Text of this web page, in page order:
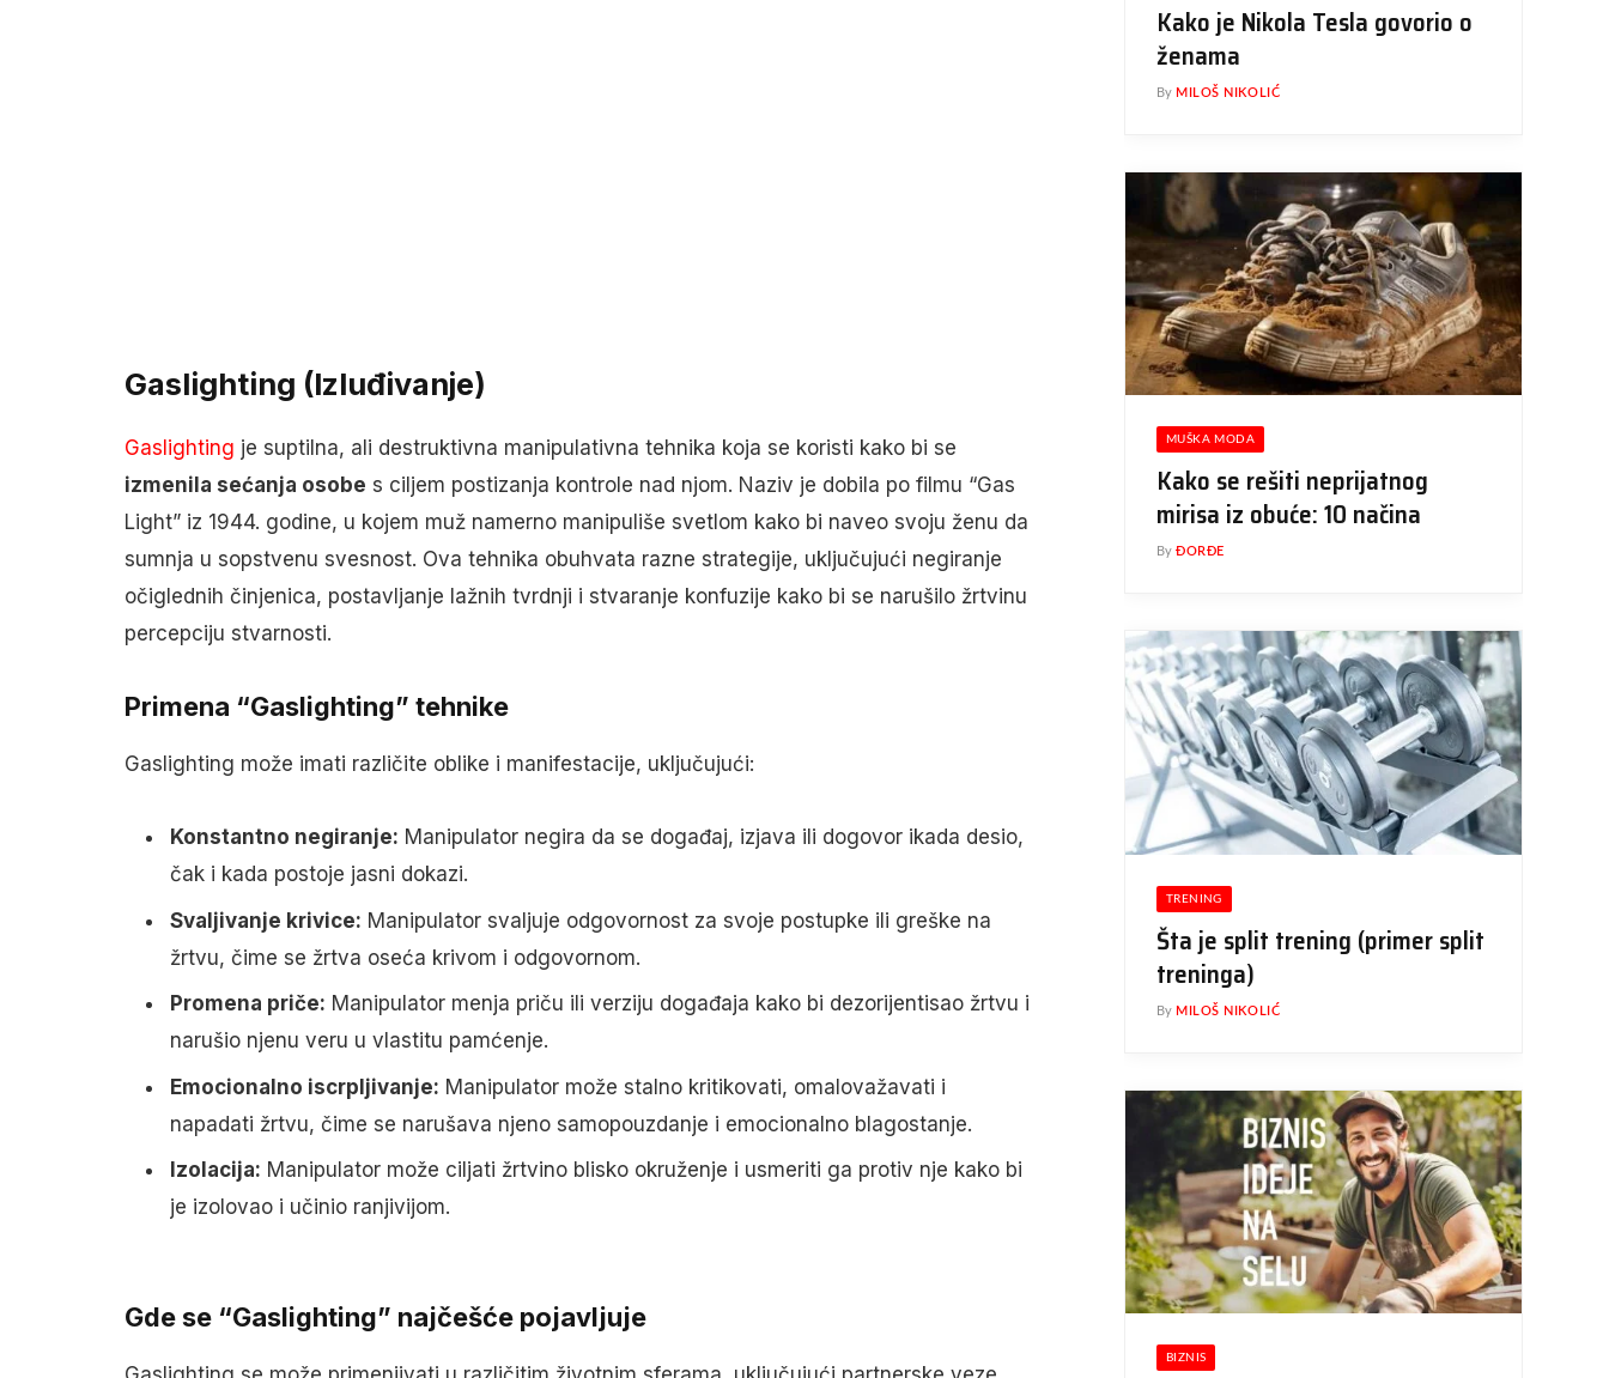
Gaslighting (Izluđivanje)
Gaslighting je suptilna, ali destruktivna manipulativna tehnika koja se koristi kako bi se
izmenila sećanja osobe s ciljem postizanja kontrole nad njom. Naziv je dobila po filmu “Gas
Light” iz 1944. godine, u kojem muž namerno manipuliše svetlom kako bi naveo svoju ženu da
sumnja u sopstvenu svesnost. Ova tehnika obuhvata razne strategije, uključujući negiranje
očiglednih činjenica, postavljanje lažnih tvrdnji i stvaranje konfuzije kako bi se narušilo žrtvinu
percepciju stvarnosti.
Primena “Gaslighting” tehnike
Gaslighting može imati različite oblike i manifestacije, uključujući:
Konstantno negiranje: Manipulator negira da se događaj, izjava ili dogovor ikada desio,
čak i kada postoje jasni dokazi.
Svaljivanje krivice: Manipulator svaljuje odgovornost za svoje postupke ili greške na
žrtvu, čime se žrtva oseća krivom i odgovornom.
Promena priče: Manipulator menja priču ili verziju događaja kako bi dezorijentisao žrtvu i
narušio njenu veru u vlastitu pamćenje.
Emocionalno iscrpljivanje: Manipulator može stalno kritikovati, omalovažavati i
napadati žrtvu, čime se narušava njeno samopouzdanje i emocionalno blagostanje.
Izolacija: Manipulator može ciljati žrtvino blisko okruženje i usmeriti ga protiv nje kako bi
je izolovao i učinio ranjivijom.
Gde se “Gaslighting” najčešće pojavljuje
Kako je Nikola Tesla govorio o
ženama
By MILOŠ NIKOLIĆ
MUŠKA MODA
Kako se rešiti neprijatnog
mirisa iz obuće: 10 načina
By ĐORĐE
TRENING
Šta je split trening (primer split
treninga)
By MILOŠ NIKOLIĆ
BIZNIS